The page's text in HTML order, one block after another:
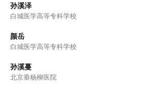
孙溪泽
白城医学高等专科学校
颜岳
白城医学高等专科学校
孙溪蔓
北京垂杨柳医院